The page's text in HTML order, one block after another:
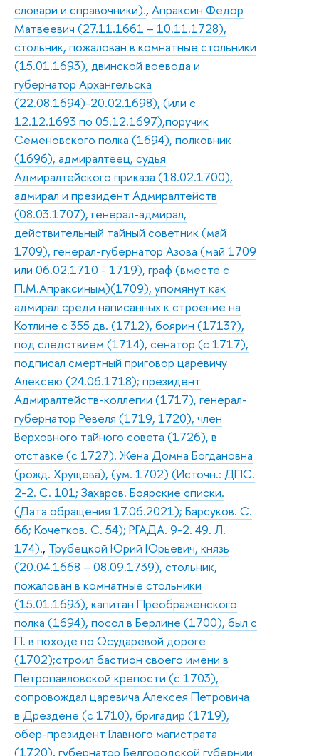
словари и справочники)., Апраксин Федор
Матвеевич (27.11.1661 – 10.11.1728),
стольник, пожалован в комнатные стольники
(15.01.1693), двинской воевода и
губернатор Архангельска
(22.08.1694)-20.02.1698), (или с
12.12.1693 по 05.12.1697),поручик
Семеновского полка (1694), полковник
(1696), адмиралтеец, судья
Адмиралтейского приказа (18.02.1700),
адмирал и президент Адмиралтейств
(08.03.1707), генерал-адмирал,
действительный тайный советник (май
1709), генерал-губернатор Азова (май 1709
или 06.02.1710 - 1719), граф (вместе с
П.М.Апраксиным)(1709), упомянут как
адмирал среди написанных к строение на
Котлине с 355 дв. (1712), боярин (1713?),
под следствием (1714), сенатор (с 1717),
подписал смертный приговор царевичу
Алексею (24.06.1718); президент
Адмиралтейств-коллегии (1717), генерал-
губернатор Ревеля (1719, 1720), член
Верховного тайного совета (1726), в
отставке (с 1727). Жена Домна Богдановна
(рожд. Хрущева), (ум. 1702) (Источн.: ДПС.
2-2. С. 101; Захаров. Боярские списки.
(Дата обращения 17.06.2021); Барсуков. С.
66; Кочетков. С. 54); РГАДА. 9-2. 49. Л.
174)., Трубецкой Юрий Юрьевич, князь
(20.04.1668 – 08.09.1739), стольник,
пожалован в комнатные стольники
(15.01.1693), капитан Преображенского
полка (1694), посол в Берлине (1700), был с
П. в походе по Осударевой дороге
(1702);строил бастион своего имени в
Петропавловской крепости (с 1703),
сопровождал царевича Алексея Петровича
в Дрездене (с 1710), бригадир (1719),
обер-президент Главного магистрата
(1720), губернатор Белгородской губернии